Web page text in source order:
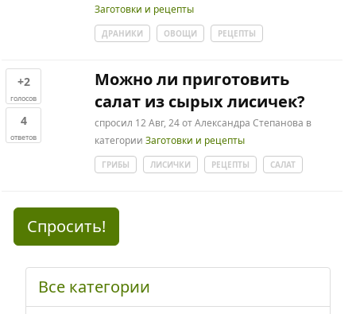
Заготовки и рецепты
ДРАНИКИ ОВОЩИ РЕЦЕПТЫ
+2
голосов
4
ответов
Можно ли приготовить
салат из сырых лисичек?
спросил 12 Авг, 24 отАлександра Степанова в
категории Заготовки и рецепты
ГРИБЫ ЛИСИЧКИ РЕЦЕПТЫ САЛАТ
Спросить!
Все категории